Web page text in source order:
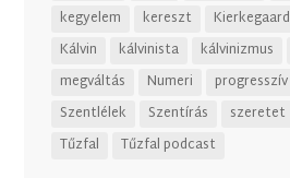
kegyelem
kereszt Kierkegaard
Kálvin
kálvinista kálvinizmus
megváltás
Numeri progresszív
Szentlélek
Szentírás szeretet
Tűzfal
Tűzfal podcast